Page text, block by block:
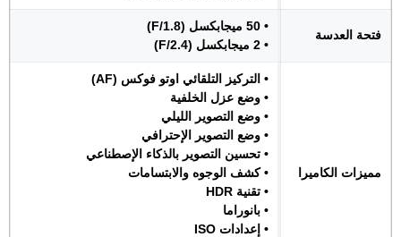
فتحة العدسة
• 50 ميجابكسل (F/1.8)
• 2 ميجابكسل (F/2.4)
مميزات الكاميرا
• التركيز التلقائي اوتو فوكس (AF)
• وضع عزل الخلفية
• وضع التصوير الليلي
• وضع التصوير الإحترافي
• تحسين التصوير بالذكاء الإصطناعي
• كشف الوجوه والابتسامات
• تقنية HDR
• بانوراما
• إعدادات ISO